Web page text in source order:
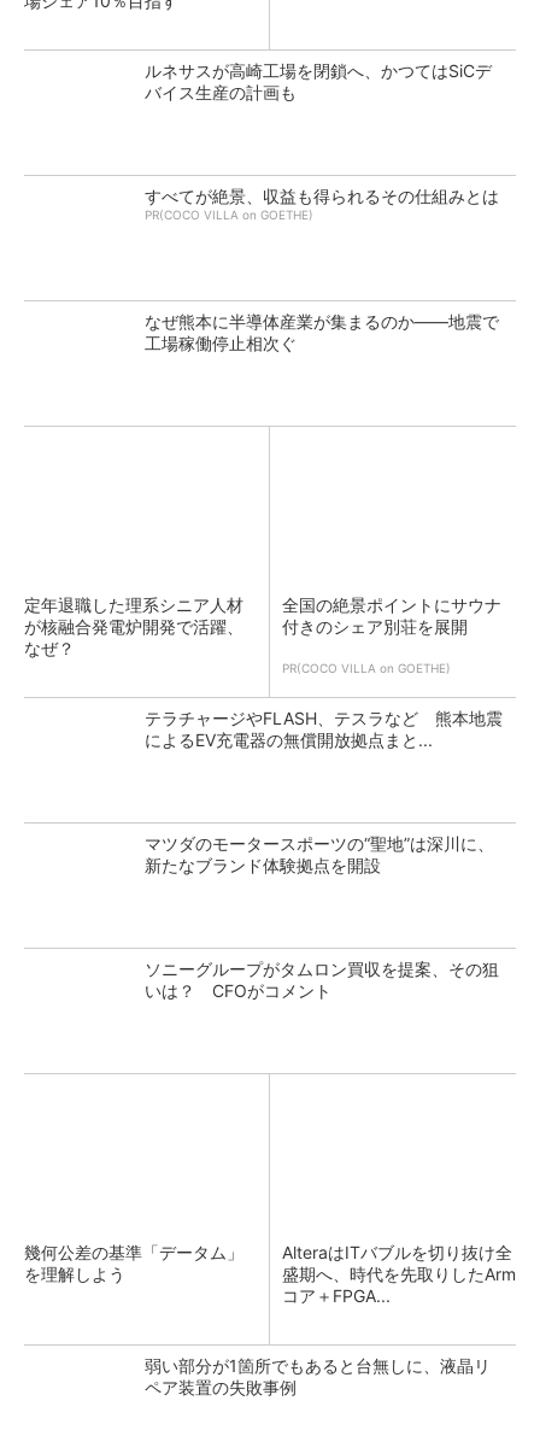
ルネサスが高崎工場を閉鎖へ、かつてはSiCデ
バイス生産の計画も
すべてが絶景、収益も得られるその仕組みとは
PR(COCO VILLA on GOETHE)
なぜ熊本に半導体産業が集まるのか――地震で
工場稼働停止相次ぐ
定年退職した理系シニア人材
が核融合発電炉開発で活躍、
なぜ？
全国の絶景ポイントにサウナ
付きのシェア別荘を展開
PR(COCO VILLA on GOETHE)
テラチャージやFLASH、テスラなど 熊本地震
によるEV充電器の無償開放拠点まと...
マツダのモータースポーツの“聖地”は深川に、
新たなブランド体験拠点を開設
ソニーグループがタムロン買収を提案、その狙
いは？ CFOがコメント
幾何公差の基準「データム」
を理解しよう
AlteraはITバブルを切り抜け全
盛期へ、時代を先取りしたArm
コア＋FPGA...
弱い部分が1箇所でもあると台無しに、液晶リ
ペア装置の失敗事例